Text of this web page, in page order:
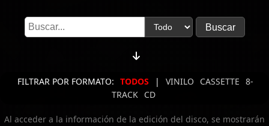
FILTRAR POR FORMATO: TODOS | VINILO CASSETTE 8-
TRACK CD
Al acceder a la información de la edición del disco, se mostrarán